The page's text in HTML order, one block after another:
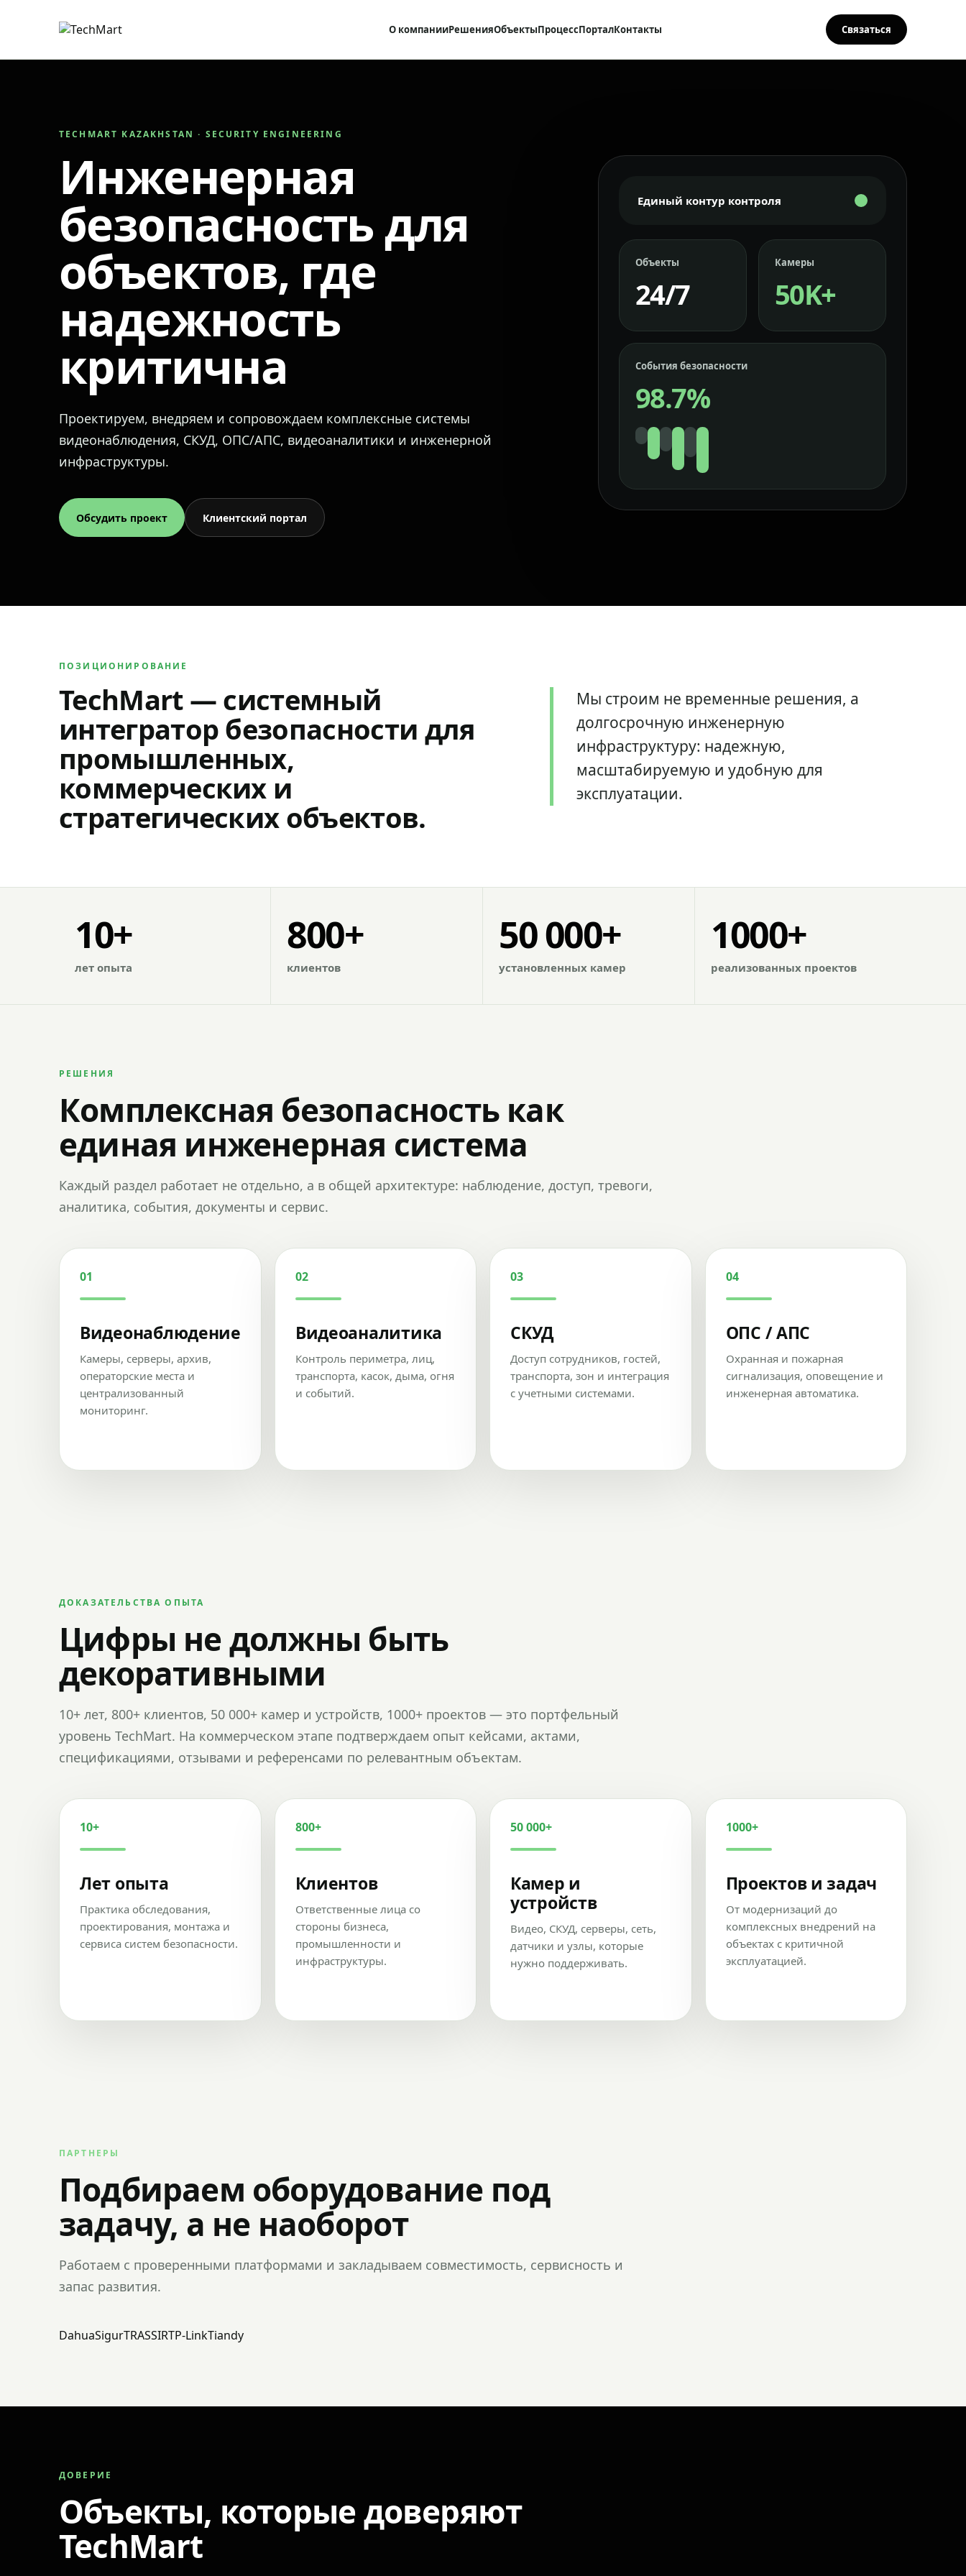
О компанииРешенияОбъектыПроцессПорталКонтакты Связаться
TECHMART KAZAKHSTAN · SECURITY ENGINEERING
Инженерная
безопасность для
объектов, где
надежность
критична
Проектируем, внедряем и сопровождаем комплексные системы
видеонаблюдения, СКУД, ОПС/АПС, видеоаналитики и инженерной
инфраструктуры.
Обсудить проект Клиентский портал
Единый контур контроля
Объекты
24/7
Камеры
50K+
События безопасности
98.7%
ПОЗИЦИОНИРОВАНИЕ
TechMart — системный
интегратор безопасности для
промышленных,
коммерческих и
стратегических объектов.
Мы строим не временные решения, а
долгосрочную инженерную
инфраструктуру: надежную,
масштабируемую и удобную для
эксплуатации.
10+
лет опыта
800+
клиентов
50 000+
установленных камер
1000+
реализованных проектов
РЕШЕНИЯ
Комплексная безопасность как
единая инженерная система
Каждый раздел работает не отдельно, а в общей архитектуре: наблюдение, доступ, тревоги,
аналитика, события, документы и сервис.
01
Видеонаблюдение
Камеры, серверы, архив,
операторские места и
централизованный
мониторинг.
02
Видеоаналитика
Контроль периметра, лиц,
транспорта, касок, дыма, огня
и событий.
03
СКУД
Доступ сотрудников, гостей,
транспорта, зон и интеграция
с учетными системами.
04
ОПС / АПС
Охранная и пожарная
сигнализация, оповещение и
инженерная автоматика.
ДОКАЗАТЕЛЬСТВА ОПЫТА
Цифры не должны быть
декоративными
10+ лет, 800+ клиентов, 50 000+ камер и устройств, 1000+ проектов — это портфельный
уровень TechMart. На коммерческом этапе подтверждаем опыт кейсами, актами,
спецификациями, отзывами и референсами по релевантным объектам.
10+
Лет опыта
Практика обследования,
проектирования, монтажа и
сервиса систем безопасности.
800+
Клиентов
Ответственные лица со
стороны бизнеса,
промышленности и
инфраструктуры.
50 000+
Камер и
устройств
Видео, СКУД, серверы, сеть,
датчики и узлы, которые
нужно поддерживать.
1000+
Проектов и задач
От модернизаций до
комплексных внедрений на
объектах с критичной
эксплуатацией.
ПАРТНЕРЫ
Подбираем оборудование под
задачу, а не наоборот
Работаем с проверенными платформами и закладываем совместимость, сервисность и
запас развития.
DahuaSigurTRASSIRTP-LinkTiandy
ДОВЕРИЕ
Объекты, которые доверяют
TechMart